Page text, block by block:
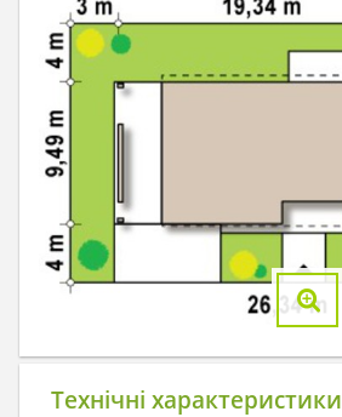
Технічні характеристики